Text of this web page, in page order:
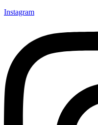
Instagram